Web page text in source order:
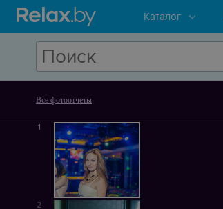
Каталог
Все фотоотчеты